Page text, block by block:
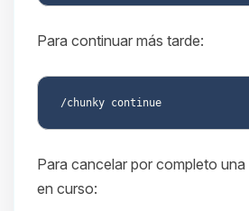
Para continuar más tarde:
Para cancelar por completo
en curso: